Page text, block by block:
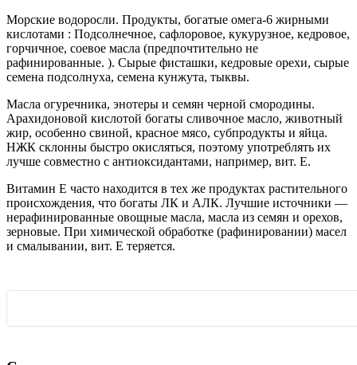
Морские водоросли. Продукты, богатые омега-6 жирными
кислотами : Подсолнечное, сафлоровое, кукурузное, кедровое,
горчичное, соевое масла (предпочтительно не
рафинированные. ). Сырые фисташки, кедровые орехи, сырые
семена подсолнуха, семена кунжута, тыквы.
Масла огуречника, энотеры и семян черной смородины.
Арахидоновой кислотой богаты сливочное масло, животный
жир, особенно свиной, красное мясо, субпродукты и яйца.
НЖК склонны быстро окисляться, поэтому употреблять их
лучше совместно с антиоксидантами, например, вит. Е.
Витамин Е часто находится в тех же продуктах растительного
происхождения, что богаты ЛК и АЛК. Лучшие источники —
нерафинированные овощные масла, масла из семян и орехов,
зерновые. При химической обработке (рафинировании) масел
и смалывании, вит. Е теряется.